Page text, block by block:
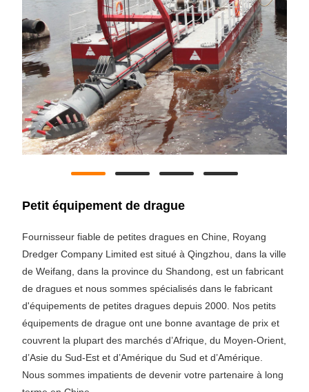
Petit équipement de drague
Fournisseur fiable de petites dragues en Chine, Royang
Dredger Company Limited est situé à Qingzhou, dans la ville
de Weifang, dans la province du Shandong, est un fabricant
de dragues et nous sommes spécialisés dans le fabricant
d'équipements de petites dragues depuis 2000. Nos petits
équipements de drague ont une bonne avantage de prix et
couvrent la plupart des marchés d’Afrique, du Moyen-Orient,
d’Asie du Sud-Est et d’Amérique du Sud et d’Amérique.
Nous sommes impatients de devenir votre partenaire à long